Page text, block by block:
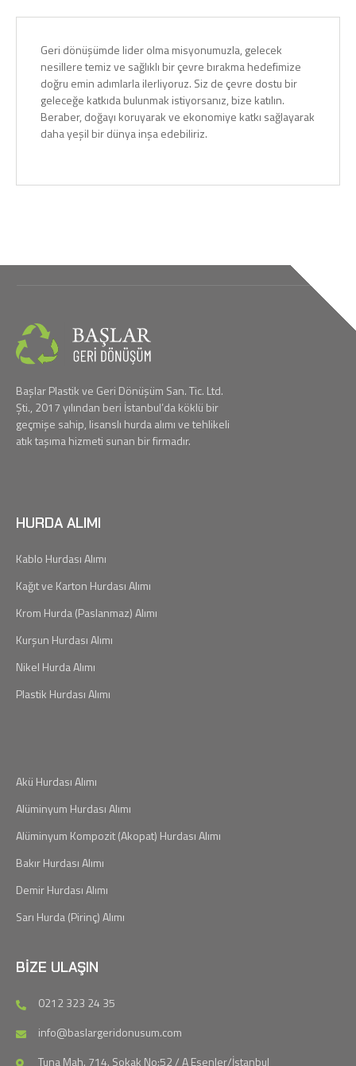
Geri dönüşümde lider olma misyonumuzla, gelecek
nesillere temiz ve sağlıklı bir çevre bırakma hedefimize
doğru emin adımlarla ilerliyoruz. Siz de çevre dostu bir
geleceğe katkıda bulunmak istiyorsanız, bize katılın.
Beraber, doğayı koruyarak ve ekonomiye katkı sağlayarak
daha yeşil bir dünya inşa edebiliriz.
Başlar Plastik ve Geri Dönüşüm San. Tic. Ltd.
Şti., 2017 yılından beri İstanbul’da köklü bir
geçmişe sahip, lisanslı hurda alımı ve tehlikeli
atık taşıma hizmeti sunan bir firmadır.
HURDA ALIMI
Kablo Hurdası Alımı
Kağıt ve Karton Hurdası Alımı
Krom Hurda (Paslanmaz) Alımı
Kurşun Hurdası Alımı
Nikel Hurda Alımı
Plastik Hurdası Alımı
Akü Hurdası Alımı
Alüminyum Hurdası Alımı
Alüminyum Kompozit (Akopat) Hurdası Alımı
Bakır Hurdası Alımı
Demir Hurdası Alımı
Sarı Hurda (Pirinç) Alımı
BIZE ULAŞIN
0212 323 24 35
info@baslargeridonusum.com
Tuna Mah. 714. Sokak No:52 / A Esenler/İstanbul